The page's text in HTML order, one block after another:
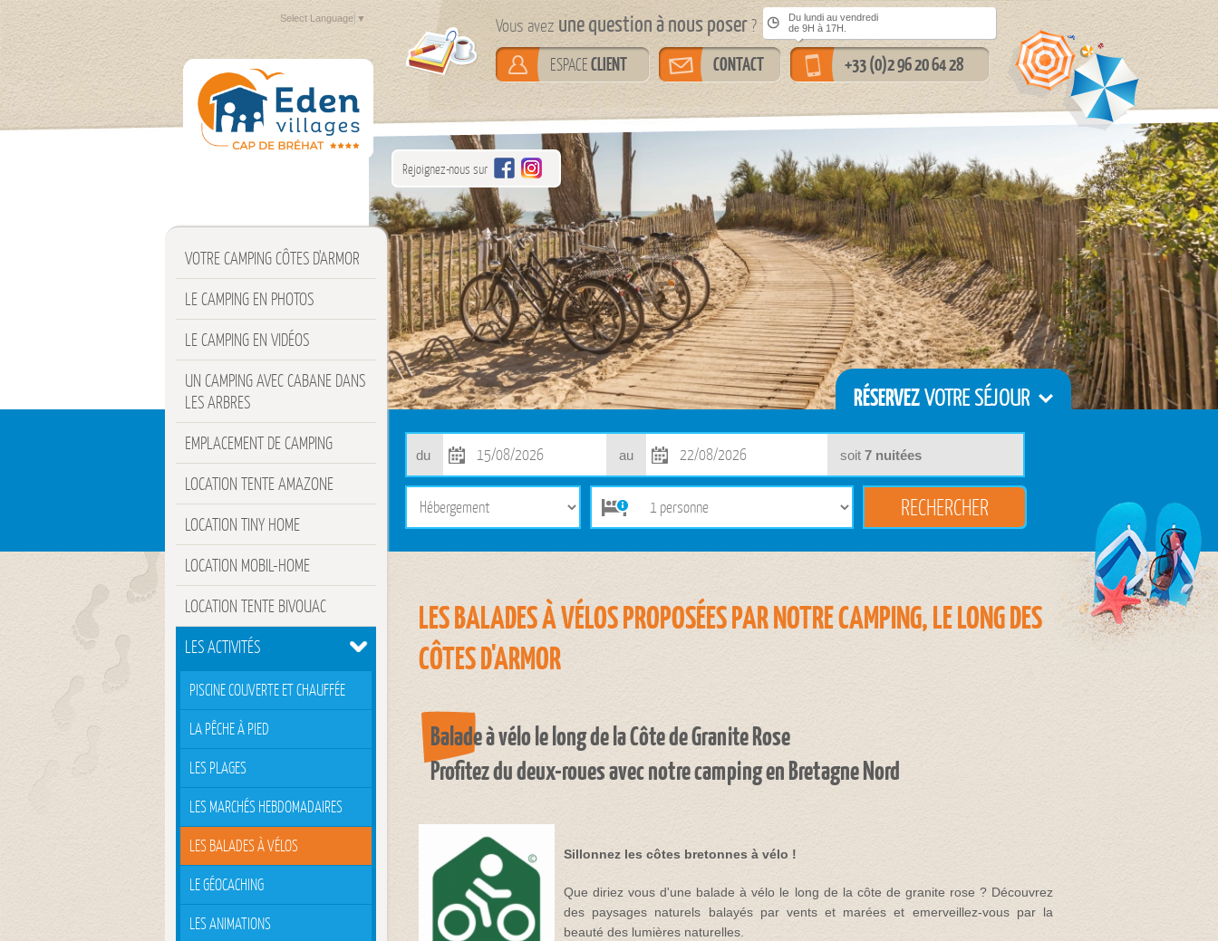
Vous avez une question à nous poser?
ESPACECLIENT CONTACT +33 (0)2 96 20 64 28
Du lundi au vendredi
de 9H à 17H.
Rejoignez-nous sur
Select Language ▼
RÉSERVEZVOTRE SÉJOUR
du au soit 7 nuitées
VOTRE CAMPING CÔTES D'ARMOR
LE CAMPING EN PHOTOS
LE CAMPING EN VIDÉOS
UN CAMPING AVEC CABANE DANS
LES ARBRES
EMPLACEMENT DE CAMPING
LOCATION TENTE AMAZONE
LOCATION TINY HOME
LOCATION MOBIL-HOME
LOCATION TENTE BIVOUAC
LES ACTIVITÉS
PISCINE COUVERTE ET CHAUFFÉE
LA PÊCHE À PIED
LES PLAGES
LES MARCHÉS HEBDOMADAIRES
LES BALADES À VÉLOS
LE GÉOCACHING
LES ANIMATIONS
LES BALADES À VÉLOSPROPOSÉES PAR NOTRE CAMPING, LE LONG DES
CÔTES D'ARMOR
Balade à vélo le long de la Côte de Granite Rose
Profitez du deux-roues avec notre camping en Bretagne Nord
Sillonnez les côtes bretonnes à vélo !
Que diriez vous d'une balade à vélo le long de la côte de granite rose ? Découvrez
des paysages naturels balayés par vents et marées et emerveillez-vous par la
beauté des lumières naturelles.